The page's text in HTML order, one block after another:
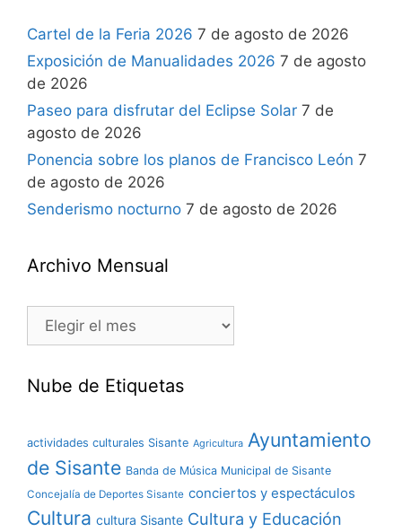
Cartel de la Feria 2026 7 de agosto de 2026
Exposición de Manualidades 2026 7 de agosto
de 2026
Paseo para disfrutar del Eclipse Solar 7 de
agosto de 2026
Ponencia sobre los planos de Francisco León 7
de agosto de 2026
Senderismo nocturno 7 de agosto de 2026
Archivo Mensual
Nube de Etiquetas
actividades culturales Sisante Agricultura Ayuntamiento
de Sisante Banda de Música Municipal de Sisante
Concejalía de Deportes Sisante conciertos y espectáculos
Cultura cultura Sisante Cultura y Educación